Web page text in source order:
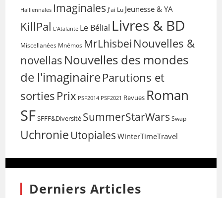
Halliennales Imaginales J'ai Lu Jeunesse & YA
KillPal L'Atalante Le Bélial Livres & BD
Miscellanées Mnémos MrLhisbei Nouvelles &
novellas Nouvelles des mondes
de l'imaginaireParutions et
sorties Prix PSF2014 PSF2021 Revues Roman
SFSFFF&Diversité SummerStarWars Swap
Uchronie Utopiales WinterTimeTravel
Derniers Articles